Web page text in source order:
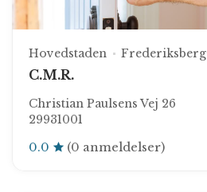
Hovedstaden Frederiksberg
C.M.R.
Christian Paulsens Vej 26
29931001
0.0 (0 anmeldelser)